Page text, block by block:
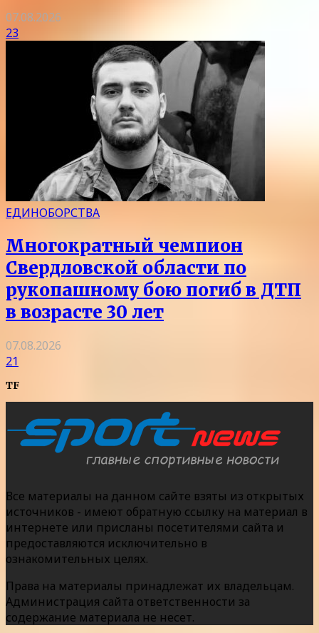
07.08.2026
23
ЕДИНОБОРСТВА
Многократный чемпион
Свердловской области по
рукопашному бою погиб в ДТП
в возрасте 30 лет
07.08.2026
21
TF
Все материалы на данном сайте взяты из открытых
источников - имеют обратную ссылку на материал в
интернете или присланы посетителями сайта и
предоставляются исключительно в
ознакомительных целях.
Права на материалы принадлежат их владельцам.
Администрация сайта ответственности за
содержание материала не несет.